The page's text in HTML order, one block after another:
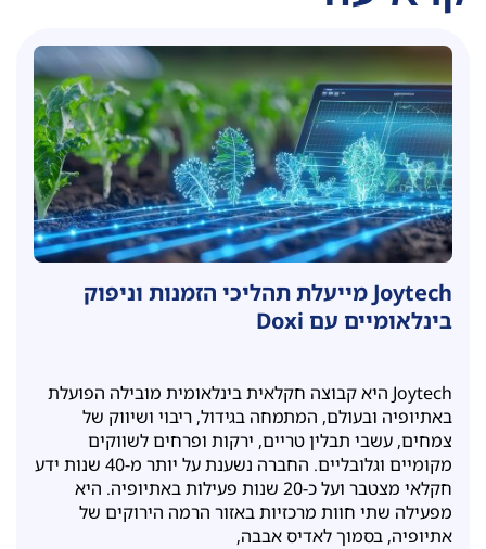
Joytech מייעלת תהליכי הזמנות וניפוק
בינלאומיים עם Doxi
Joytech היא קבוצה חקלאית בינלאומית מובילה הפועלת
באתיופיה ובעולם, המתמחה בגידול, ריבוי ושיווק של
צמחים, עשבי תבלין טריים, ירקות ופרחים לשווקים
מקומיים וגלובליים. החברה נשענת על יותר מ-40 שנות ידע
חקלאי מצטבר ועל כ-20 שנות פעילות באתיופיה. היא
מפעילה שתי חוות מרכזיות באזור הרמה הירוקים של
אתיופיה, בסמוך לאדיס אבבה,